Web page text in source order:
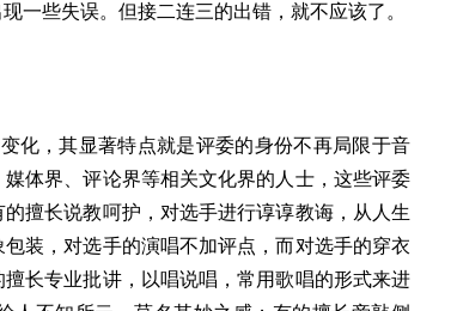
一些失误。但接二连三的出错，就不应该了。
化，其显著特点就是评委的身份不再局限于音
体界、评论界等相关文化界的人士，这些评委
擅长说教呵护，对选手进行谆谆教诲，从人生
装，对选手的演唱不加评点，而对选手的穿衣
长专业批讲，以唱说唱，常用歌唱的形式来进